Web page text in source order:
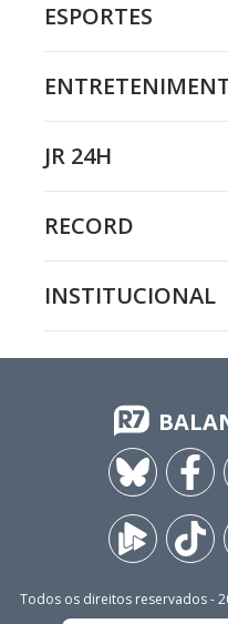
ESPORTES
JR 24H
RECORD
INSTITUCIONAL
Todos os direitos reservados -